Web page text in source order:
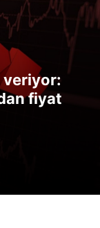
veriyor:
fiyat